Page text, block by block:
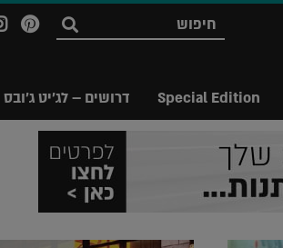
Special Edition דרושים – לג'יט ג'ובס
חפש
של